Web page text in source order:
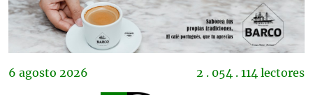
6 agosto 2026 2 . 054 . 114 lectores